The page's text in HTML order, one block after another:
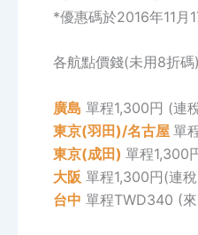
*優惠碼於2016年11月
各航點價錢(未用8折碼)
廣島 單程1,300円 (連
東京(羽田)/名古屋 單
東京(成田) 單程1,300
大阪 單程1,300円(連
台中 單程TWD340 (